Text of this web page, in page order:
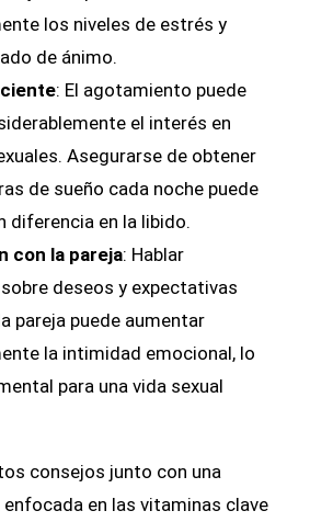
los niveles de estrés y
de ánimo.
: El agotamiento puede
el interés en
Asegurarse de obtener
de sueño cada noche puede
diferencia en la libido.
con la pareja: Hablar
deseos y expectativas
pareja puede aumentar
la intimidad emocional, lo
para una vida sexual
consejos junto con una
en las vitaminas clave